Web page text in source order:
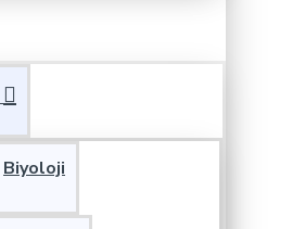
Biyoloji